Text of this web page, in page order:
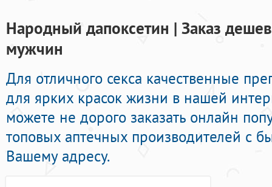
Народный дапоксетин | Заказ
мужчин
Для отличного секса качественные
для ярких красок жизни в нашей
можете не дорого заказать онлайн
топовых аптечных производителей с
Вашему адресу.